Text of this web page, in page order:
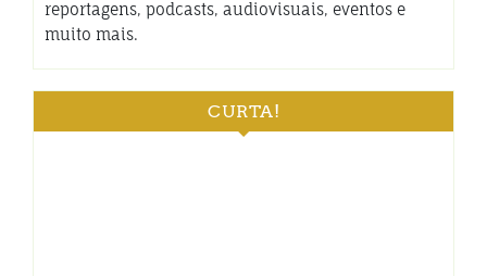
reportagens, podcasts, audiovisuais, eventos e
muito mais.
CURTA!